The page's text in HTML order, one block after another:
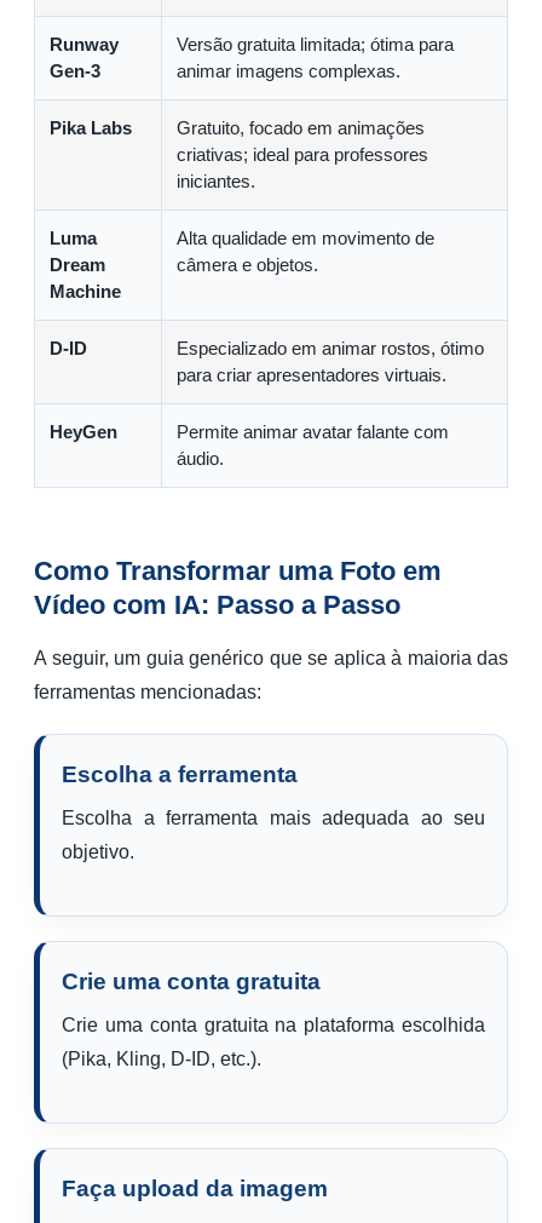
Runway
Gen-3
Versão gratuita limitada; ótima para
animar imagens complexas.
Pika Labs
Gratuito, focado em animações
criativas; ideal para professores
iniciantes.
Luma
Dream
Machine
Alta qualidade em movimento de
câmera e objetos.
D-ID
Especializado em animar rostos, ótimo
para criar apresentadores virtuais.
HeyGen
Permite animar avatar falante com
áudio.
Como Transformar uma Foto em
Vídeo com IA: Passo a Passo
A seguir, um guia genérico que se aplica à maioria das
ferramentas mencionadas:
Escolha a ferramenta
Escolha a ferramenta mais adequada ao seu
objetivo.
Crie uma conta gratuita
Crie uma conta gratuita na plataforma escolhida
(Pika, Kling, D-ID, etc.).
Faça upload da imagem